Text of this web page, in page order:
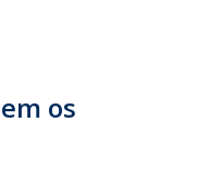
os